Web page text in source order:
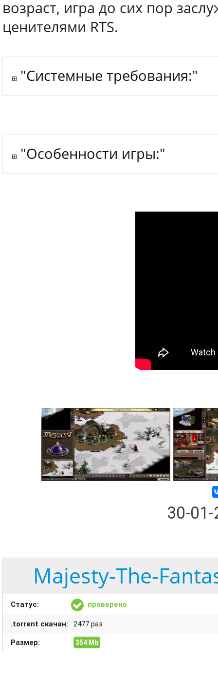
возраст, игра до сих пор
ценителями RTS.
"Системные требования:"
"Особенности игры:"
30-
Majesty-The-
Статус: проверено
.torrent скачан: 2477 раз
Размер: 354 Mb